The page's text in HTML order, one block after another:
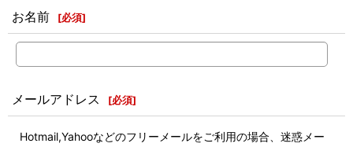
お名前 [必須]
メールアドレス [必須]
Hotmail,Yahooなどのフリーメールをご利用の場合、迷惑メー